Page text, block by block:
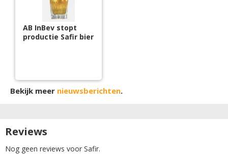
AB InBev stopt
productie Safir bier
Bekijk meer nieuwsberichten.
Reviews
Nog geen reviews voor Safir.